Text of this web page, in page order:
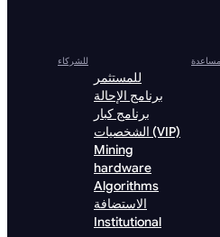
للشركاء
للمستثمر
برنامج الإحالة
برنامج كبار
الشخصيات (VIP)
Mining
hardware
Algorithms
الاستضافة
Institutional